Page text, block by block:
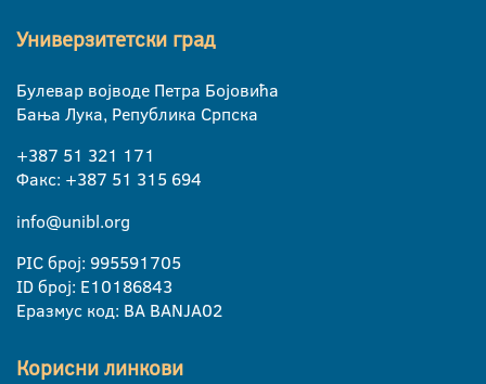
Универзитетски град
Булевар војводе Петра Бојовића
Бања Лука, Република Српска
+387 51 321 171
Факс: +387 51 315 694
info@unibl.org
PIC број: 995591705
ID број: E10186843
Еразмус код: BA BANJA02
Корисни линкови